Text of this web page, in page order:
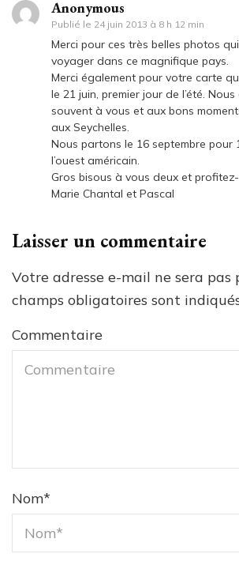
Anonymous
Publié le 24 juin 2013 à 8 h 12 min
Merci pour ces très belles photos
voyager dans ce magnifique pays.
Merci également pour votre carte
le 21 juin, premier jour de l’été.
souvent à vous et aux bons
aux Seychelles.
Nous partons le 16 septembre pour
l’ouest américain.
Gros bisous à vous deux et
Marie Chantal et Pascal
Laisser un commentaire
Votre adresse e-mail ne sera pas
champs obligatoires sont
Commentaire
Nom*